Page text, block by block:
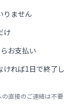
りません
け
お支払い
れば1日で終了し
直接のご連絡は不要